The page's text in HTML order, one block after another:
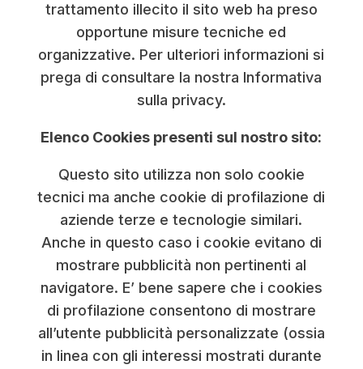
trattamento illecito il sito web ha preso
opportune misure tecniche ed
organizzative. Per ulteriori informazioni si
prega di consultare la nostra Informativa
sulla privacy.
Elenco Cookies presenti sul nostro sito:
Questo sito utilizza non solo cookie
tecnici ma anche cookie di profilazione di
aziende terze e tecnologie similari.
Anche in questo caso i cookie evitano di
mostrare pubblicità non pertinenti al
navigatore. E’ bene sapere che i cookies
di profilazione consentono di mostrare
all’utente pubblicità personalizzate (ossia
in linea con gli interessi mostrati durante